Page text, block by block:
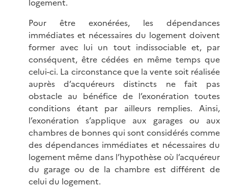
Pour être exonérées, les dépendances
immédiates et nécessaires du logement doivent
former avec lui un tout indissociable et, par
conséquent, être cédées en même temps que
celui-ci. La circonstance que la vente soit réalisée
auprès d’acquéreurs distincts ne fait pas
obstacle au bénéfice de l’exonération toutes
conditions étant par ailleurs remplies. Ainsi,
l’exonération s’applique aux garages ou aux
chambres de bonnes qui sont considérés comme
des dépendances immédiates et nécessaires du
logement même dans l’hypothèse où l’acquéreur
du garage ou de la chambre est différent de
celui du logement.